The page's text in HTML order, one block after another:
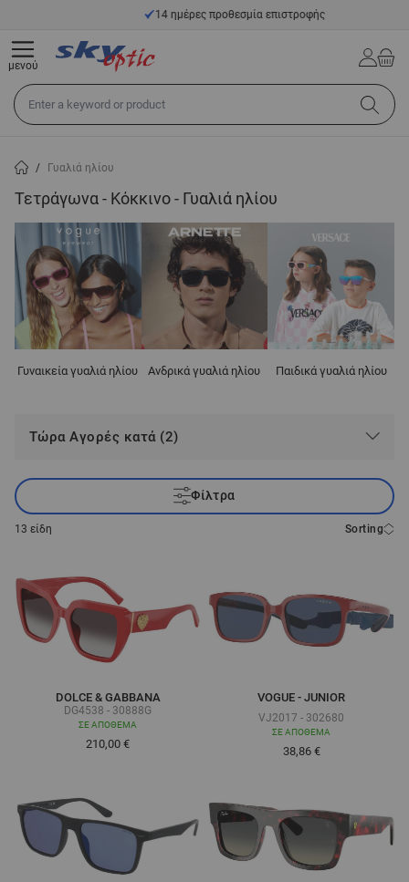
Μετάβαση στο περιεχόμενο14 ημέρες προθεσμία επιστροφής
Αναζήτηση σε όλο το κατάστημα...
μενού
/ Γυαλιά ηλίου
Τετράγωνα - Κόκκινο - Γυαλιά ηλίου
Γυναικεία γυαλιά ηλίου Ανδρικά γυαλιά ηλίου Παιδικά γυαλιά ηλίου
Τώρα Αγορές κατά (2)
Φίλτρα
13 είδη Sorting
DOLCE & GABBANA
DG4538 - 30888G
ΣΕ ΑΠΌΘΕΜΑ
210,00 €
VOGUE - JUNIOR
VJ2017 - 302680
ΣΕ ΑΠΌΘΕΜΑ
Τόσο χαμηλά όσο
38,86 €